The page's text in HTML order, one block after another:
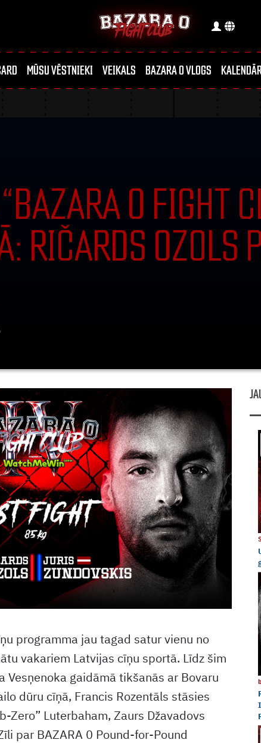
MŪSU VĒSTNIEKI VEIKALS BAZARA 0 VLOGS
0 FIGHT
RIČARDS OZOLS
programma jau tagad satur vienu no
vakariem Latvijas cīņu sportā. Līdz šim
Vesņenoka gaidāmā tikšanās ar Bovaru
dūru cīņā, Francis Rozentāls stāsies
Zero” Luterbaham, Zaurs Džavadovs
par BAZARA 0 Pound-for-Pound